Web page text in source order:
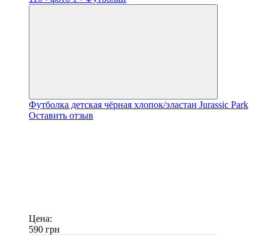
Футболка детская чёрная хлопок/эластан Jurassic Park
Оставить отзыв
Цена:
590 грн